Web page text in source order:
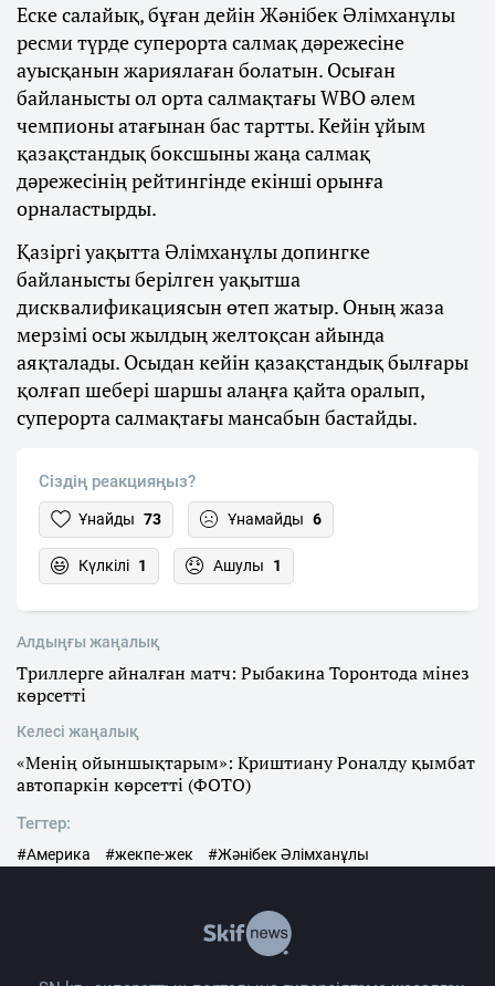
Еске салайық, бұған дейін Жәнібек Әлімханұлы
ресми түрде суперорта салмақ дәрежесіне
ауысқанын жариялаған болатын. Осыған
байланысты ол орта салмақтағы WBO әлем
чемпионы атағынан бас тартты. Кейін ұйым
қазақстандық боксшыны жаңа салмақ
дәрежесінің рейтингінде екінші орынға
орналастырды.
Қазіргі уақытта Әлімханұлы допингке
байланысты берілген уақытша
дисквалификациясын өтеп жатыр. Оның жаза
мерзімі осы жылдың желтоқсан айында
аяқталады. Осыдан кейін қазақстандық былғары
қолғап шебері шаршы алаңға қайта оралып,
суперорта салмақтағы мансабын бастайды.
Сіздің реакцияңыз?
Ұнайды 73 Ұнамайды 6
Күлкілі 1 Ашулы 1
Алдыңғы жаңалық
Триллерге айналған матч: Рыбакина Торонтода мінез
көрсетті
Келесі жаңалық
«Менің ойыншықтарым»: Криштиану Роналду қымбат
автопаркін көрсетті (ФОТО)
Тегтер:
#Америка #жекпе-жек #Жәнібек Әлімханұлы